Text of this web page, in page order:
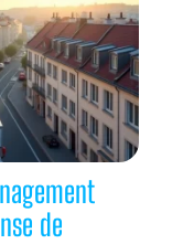
de